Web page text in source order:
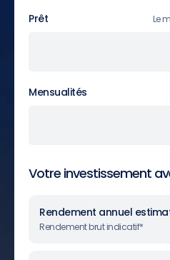
Prêt Le
Mensualités
Votre investissement
Rendement annuel
Rendement brut indicatif*